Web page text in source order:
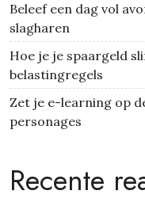
Beleef een dag vol
slagharen
Hoe je je spaargeld
belastingregels
Zet je e-learning op
personages
Recente